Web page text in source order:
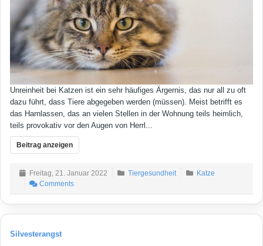
Unreinheit bei Katzen ist ein sehr häufiges Ärgernis, das nur all zu oft
dazu führt, dass Tiere abgegeben werden (müssen). Meist betrifft es
das Harnlassen, das an vielen Stellen in der Wohnung teils heimlich,
teils provokativ vor den Augen von Herrl...
Beitrag anzeigen
Freitag, 21. Januar 2022 Tiergesundheit
Katze
Comments
Silvesterangst